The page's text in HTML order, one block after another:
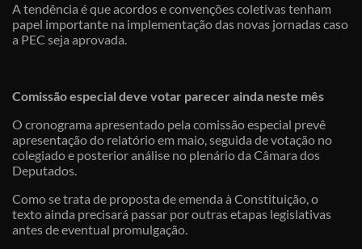
A tendência é que acordos e convenções coletivas tenham
papel importante na implementação das novas jornadas caso
a PEC seja aprovada.
Comissão especial deve votar parecer ainda neste mês
O cronograma apresentado pela comissão especial prevê
apresentação do relatório em maio, seguida de votação no
colegiado e posterior análise no plenário da Câmara dos
Deputados.
Como se trata de proposta de emenda à Constituição, o
texto ainda precisará passar por outras etapas legislativas
antes de eventual promulgação.